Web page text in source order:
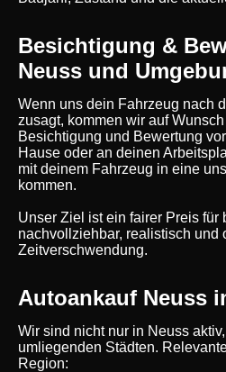
Besichtigung &
Neuss und
Wenn uns dein Fahrzeug nach
zusagt, kommen wir auf
Besichtigung und Bewertung
Hause oder an deinen
mit deinem Fahrzeug in eine
kommen.
Unser Ziel ist ein fairer Preis für
nachvollziehbar, realistisch und
Zeitverschwendung.
Autoankauf Neuss
Wir sind nicht nur in Neuss
umliegenden Städten.
Region: